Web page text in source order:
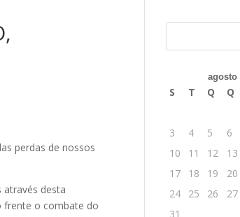
perdas de nossos
desta
frente o combate do
agosto
S T Q Q
3
4 5 6
10
11 12 13
17
18 19 20
24
25 26 27
31